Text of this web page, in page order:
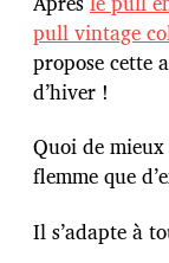
p
u
b
l
c
a
t
i
o
pull vintage
propose cette
d’hiver !
Quoi de
flemme que
Il s’adapte à